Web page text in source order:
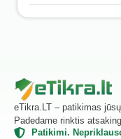
eTikra.LT – patikimas
Padedame rinktis
Patikimi.